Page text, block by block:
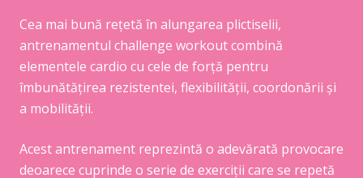
Cea mai bună rețetă în alungarea plictiselii,
antrenamentul challenge workout combină
elementele cardio cu cele de forță pentru
îmbunătățirea rezistentei, flexibilității, coordonării și
a mobilității.
Acest antrenament reprezintă o adevărată provocare
deoarece cuprinde o serie de exerciții care se repetă